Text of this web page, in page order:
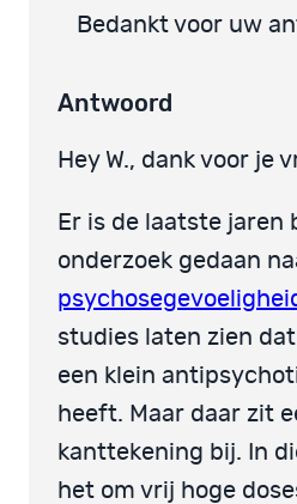
Bedankt voor uw
Antwoord
Hey W., dank voor je
Er is de laatste jaren
onderzoek gedaan
studies laten zien
een klein
heeft. Maar daar zit
kanttekening bij. In
het om vrij hoge